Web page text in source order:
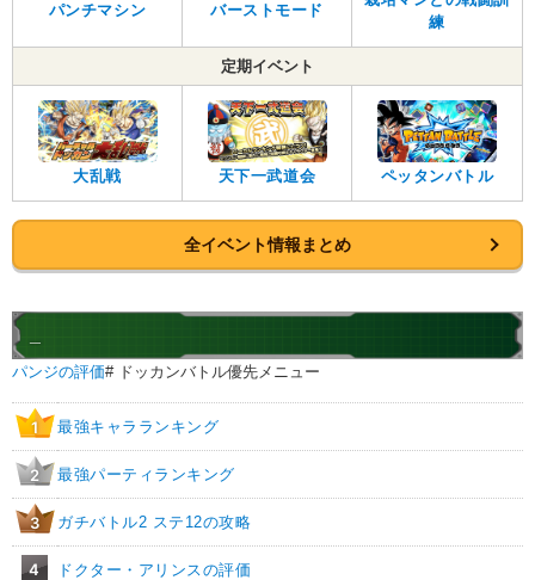
パンチマシン バーストモード
練
定期イベント
大乱戦 天下一武道会 ペッタンバトル
全イベント情報まとめ
パンジの評価# ドッカンバトル優先メニュー
1 最強キャラランキング
2 最強パーティランキング
3 ガチバトル2 ステ12の攻略
4 ドクター・アリンスの評価